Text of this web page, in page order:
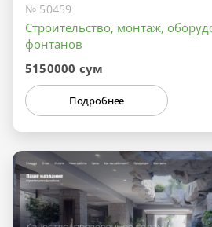
№ 50459
Строительство, монтаж,
фонтанов
5150000 сум
Подробнее